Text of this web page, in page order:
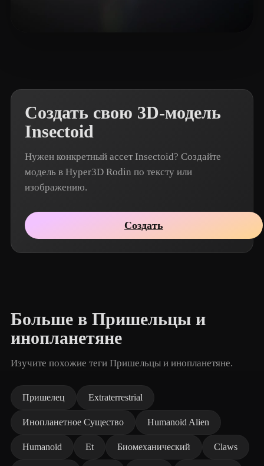
Создать свою 3D-модель
Insectoid
Нужен конкретный ассет Insectoid? Создайте
модель в Hyper3D Rodin по тексту или
изображению.
Создать
Больше в Пришельцы и
инопланетяне
Изучите похожие теги Пришельцы и инопланетяне.
Пришелец Extraterrestrial
Инопланетное Существо Humanoid Alien
Humanoid Et Биомеханический Claws